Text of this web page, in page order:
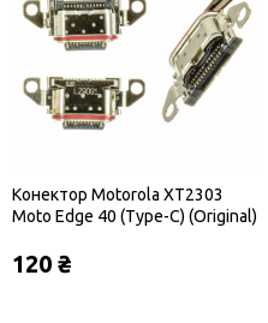
Конектор Motorola XT2303
Moto Edge 40 (Type-C) (Original)
120 ₴